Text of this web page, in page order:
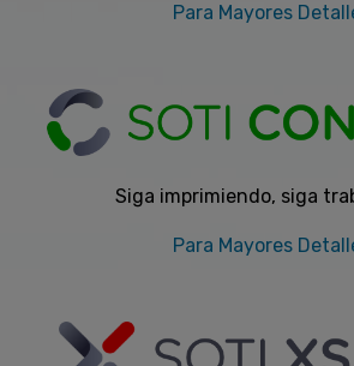
Para Mayores
Siga imprimiendo, siga
Para Mayores